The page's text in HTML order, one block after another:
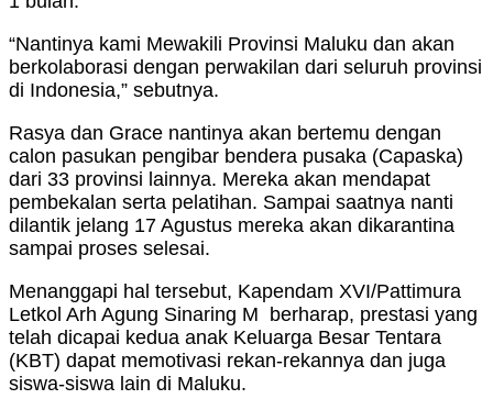
“Nantinya kami Mewakili Provinsi Maluku dan akan
berkolaborasi dengan perwakilan dari seluruh provinsi
di Indonesia,” sebutnya.
Rasya dan Grace nantinya akan bertemu dengan
calon pasukan pengibar bendera pusaka (Capaska)
dari 33 provinsi lainnya. Mereka akan mendapat
pembekalan serta pelatihan. Sampai saatnya nanti
dilantik jelang 17 Agustus mereka akan dikarantina
sampai proses selesai.
Menanggapi hal tersebut, Kapendam XVI/Pattimura
Letkol Arh Agung Sinaring M berharap, prestasi yang
telah dicapai kedua anak Keluarga Besar Tentara
(KBT) dapat memotivasi rekan-rekannya dan juga
siswa-siswa lain di Maluku.